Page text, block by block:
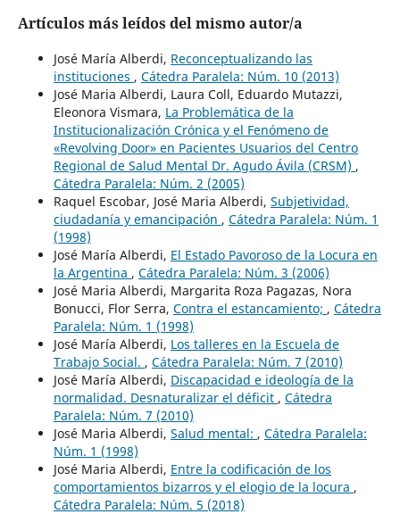
Artículos más leídos del mismo autor/a
José María Alberdi, Reconceptualizando las
instituciones , Cátedra Paralela: Núm. 10 (2013)
José Maria Alberdi, Laura Coll, Eduardo Mutazzi,
Eleonora Vismara, La Problemática de la
Institucionalización Crónica y el Fenómeno de
«Revolving Door» en Pacientes Usuarios del Centro
Regional de Salud Mental Dr. Agudo Ávila (CRSM) ,
Cátedra Paralela: Núm. 2 (2005)
Raquel Escobar, José Maria Alberdi, Subjetividad,
ciudadanía y emancipación , Cátedra Paralela: Núm. 1
(1998)
José María Alberdi, El Estado Pavoroso de la Locura en
la Argentina , Cátedra Paralela: Núm. 3 (2006)
José Maria Alberdi, Margarita Roza Pagazas, Nora
Bonucci, Flor Serra, Contra el estancamiento; , Cátedra
Paralela: Núm. 1 (1998)
José María Alberdi, Los talleres en la Escuela de
Trabajo Social. , Cátedra Paralela: Núm. 7 (2010)
José María Alberdi, Discapacidad e ideología de la
normalidad. Desnaturalizar el déficit , Cátedra
Paralela: Núm. 7 (2010)
José Maria Alberdi, Salud mental: , Cátedra Paralela:
Núm. 1 (1998)
José Maria Alberdi, Entre la codificación de los
comportamientos bizarros y el elogio de la locura ,
Cátedra Paralela: Núm. 5 (2018)